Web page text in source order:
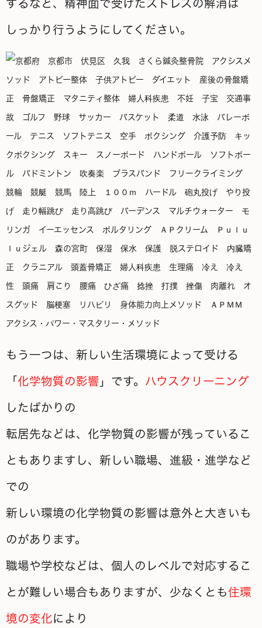
するなど、精神面で受けたストレスの解消は
しっかり行うようにしてください。
もう一つは、新しい生活環境によって受ける
「 化学物質の影響 」です。 ハウスクリーニング
したばかりの
転居先などは、化学物質の影響が残っているこ
ともありますし、新しい職場、進級・進学など
での
新しい環境の化学物質の影響は意外と大きいも
のがあります。
職場や学校などは、個人のレベルで対応するこ
とが難しい場合もありますが、少なくとも住環
境の変化により